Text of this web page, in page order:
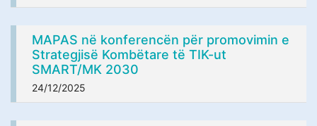
MAPAS në konferencën për promovimin e
Strategjisë Kombëtare të TIK-ut
SMART/MK 2030
24/12/2025